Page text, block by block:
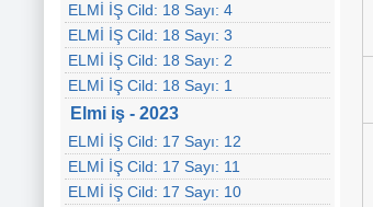
ELMİ İŞ Cild: 18 Sayı: 4
ELMİ İŞ Cild: 18 Sayı: 3
ELMİ İŞ Cild: 18 Sayı: 2
ELMİ İŞ Cild: 18 Sayı: 1
Elmi iş - 2023
ELMİ İŞ Cild: 17 Sayı: 12
ELMİ İŞ Cild: 17 Sayı: 11
ELMİ İŞ Cild: 17 Sayı: 10